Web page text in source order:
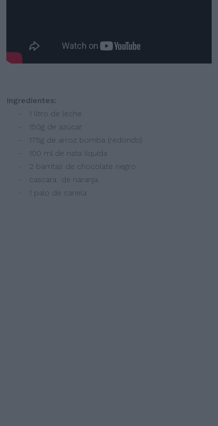
Ingredientes:
- 1 litro de leche
- 150g de azúcar
- 175g de arroz bomba (redondo)
- 100 ml de nata líquida
- 2 barritas de chocolate negro
- cascara de naranja
- 1 palo de canela